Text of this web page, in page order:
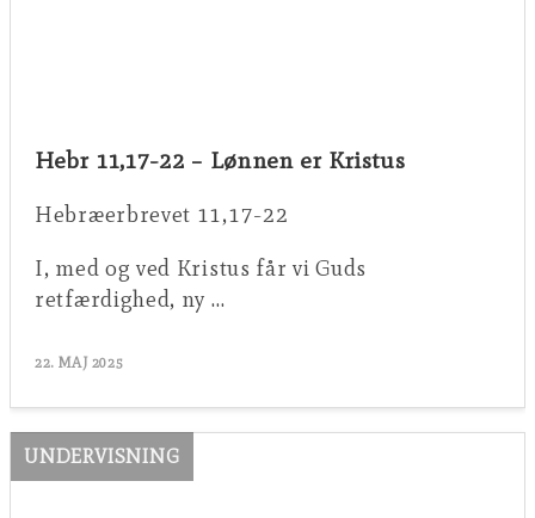
Hebr 11,17-22 – Lønnen er Kristus
Hebræerbrevet 11,17-22
I, med og ved Kristus får vi Guds
retfærdighed, ny …
22. MAJ 2025
UNDERVISNING